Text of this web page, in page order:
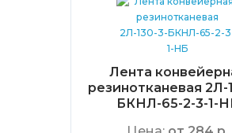
Лента
резинотканевая 2Л-
БКНЛ-65-2-3-1-